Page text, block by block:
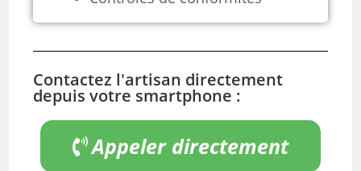
Contactez l'artisan directement
depuis votre smartphone :
Appeler directement